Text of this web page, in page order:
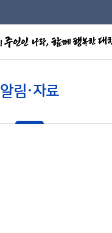
알림·자료